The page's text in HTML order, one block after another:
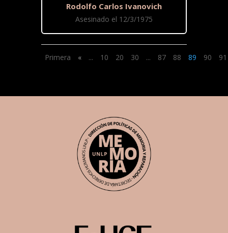
Rodolfo Carlos Ivanovich
Asesinado el 12/3/1975
Primera « ... 10 20 30 ... 87 88 89 90 91